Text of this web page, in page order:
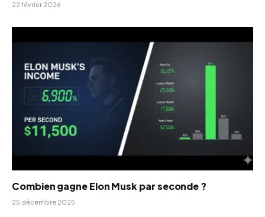
22 février 2026
Combien gagne Elon Musk par seconde ?
25 décembre 2025